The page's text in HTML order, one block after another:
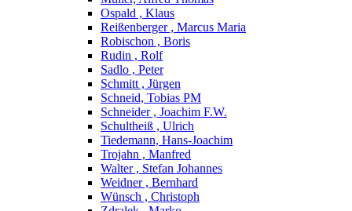
Ospald , Klaus
Reißenberger , Marcus Maria
Robischon , Boris
Rudin , Rolf
Sadlo , Peter
Schmitt , Jürgen
Schneid, Tobias PM
Schneider , Joachim F.W.
Schultheiß , Ulrich
Tiedemann, Hans-Joachim
Trojahn , Manfred
Walter , Stefan Johannes
Weidner , Bernhard
Wünsch , Christoph